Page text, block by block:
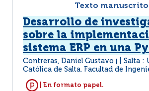
Texto manuscrito
Desarrollo de
sobre la
sistema ERP en una
Contreras, Daniel Gustavo
Salta :
Católica de Salta. Facultad de
| En formato papel.